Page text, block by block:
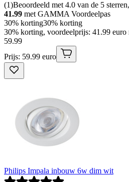
(1)Beoordeeld met 4.0 van de 5
41.99 met GAMMA Voordeelpas
30% korting30% korting
30% korting, voordeelprijs: 41.99
59.99
Prijs: 59.99 euro
Philips Impala inbouw 6w dim wit